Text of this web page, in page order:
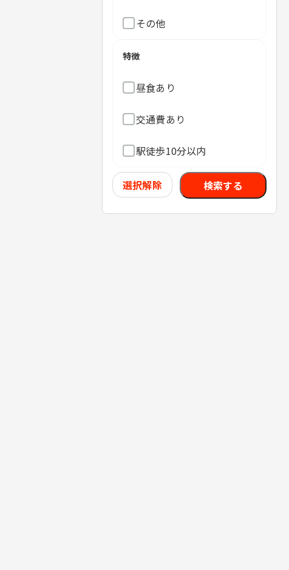
その他
特徴
昼食あり
交通費あり
駅徒歩10分以内
選択解除 検索する